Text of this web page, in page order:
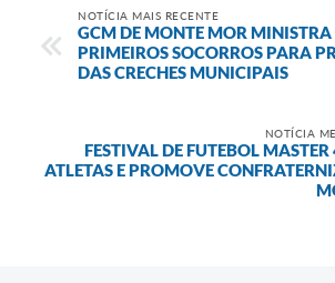
NOTÍCIA MAIS RECENTE
GCM DE MONTE MOR MINISTRA
PRIMEIROS SOCORROS PARA
DAS CRECHES MUNICIPAIS
NOTÍCIA
FESTIVAL DE FUTEBOL
ATLETAS E PROMOVE